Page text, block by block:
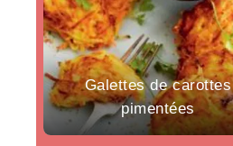
Galettes de carottes
pimentées